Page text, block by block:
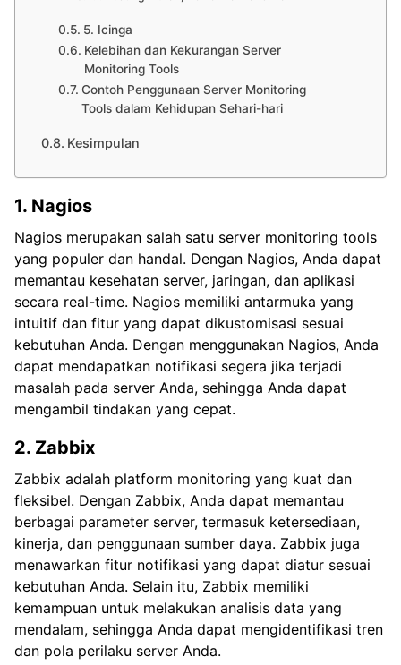
5. Icinga
Kelebihan dan Kekurangan Server
Monitoring Tools
Contoh Penggunaan Server Monitoring
Tools dalam Kehidupan Sehari-hari
Kesimpulan
1. Nagios
Nagios merupakan salah satu server monitoring tools
yang populer dan handal. Dengan Nagios, Anda dapat
memantau kesehatan server, jaringan, dan aplikasi
secara real-time. Nagios memiliki antarmuka yang
intuitif dan fitur yang dapat dikustomisasi sesuai
kebutuhan Anda. Dengan menggunakan Nagios, Anda
dapat mendapatkan notifikasi segera jika terjadi
masalah pada server Anda, sehingga Anda dapat
mengambil tindakan yang cepat.
2. Zabbix
Zabbix adalah platform monitoring yang kuat dan
fleksibel. Dengan Zabbix, Anda dapat memantau
berbagai parameter server, termasuk ketersediaan,
kinerja, dan penggunaan sumber daya. Zabbix juga
menawarkan fitur notifikasi yang dapat diatur sesuai
kebutuhan Anda. Selain itu, Zabbix memiliki
kemampuan untuk melakukan analisis data yang
mendalam, sehingga Anda dapat mengidentifikasi tren
dan pola perilaku server Anda.